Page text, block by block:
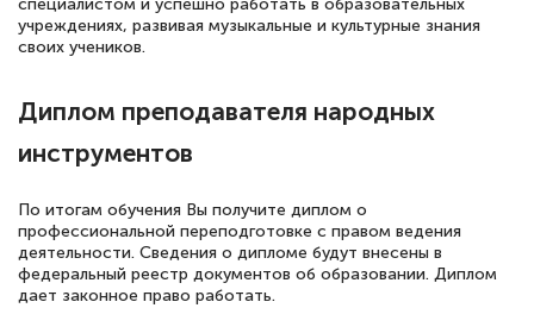
учреждениях, развивая музыкальные и культурные знания
своих учеников.
Диплом преподавателя народных
инструментов
По итогам обучения Вы получите диплом о
профессиональной переподготовке с правом ведения
деятельности. Сведения о дипломе будут внесены в
федеральный реестр документов об образовании. Диплом
дает законное право работать.